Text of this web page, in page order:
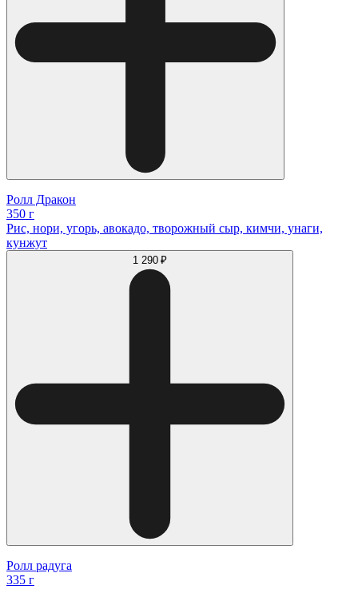
Ролл Дракон
350 г
Рис, нори, угорь, авокадо, творожный сыр, кимчи, унаги,
кунжут
1 290 ₽
Ролл радуга
335 г